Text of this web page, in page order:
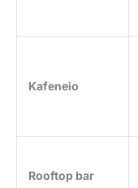
Kafeneio
Rooftop bar